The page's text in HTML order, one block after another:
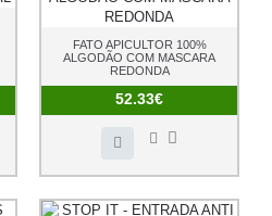
FATO APICULTOR 100%
ALGODÃO COM MASCARA
REDONDA
52.33€